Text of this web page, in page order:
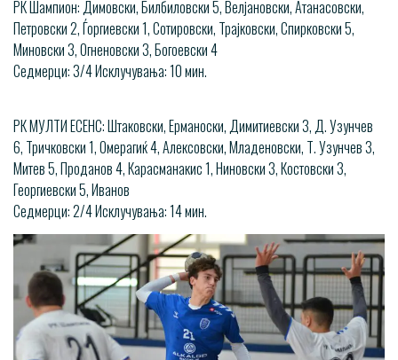
РК Шампион: Димовски, Билбиловски 5, Велјановски, Атанасовски,
Петровски 2, Ѓоргиевски 1, Сотировски, Трајковски, Спирковски 5,
Миновски 3, Огненовски 3, Богоевски 4
Седмерци: 3/4 Исклучувања: 10 мин.
РК МУЛТИ ЕСЕНС: Штаковски, Ерманоски, Димитиевски 3, Д. Узунчев
6, Тричковски 1, Омерагиќ 4, Алексовски, Младеновски, Т. Узунчев 3,
Митев 5, Проданов 4, Карасманакис 1, Ниновски 3, Костовски 3,
Георгиевски 5, Иванов
Седмерци: 2/4 Исклучувања: 14 мин.